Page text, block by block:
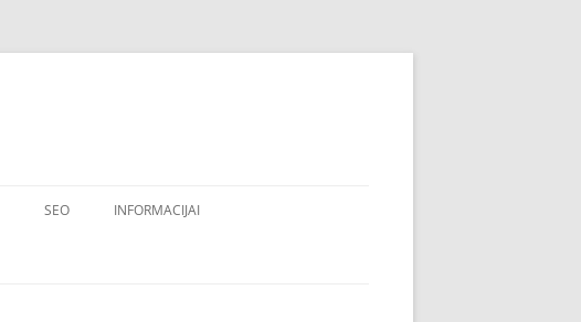
SEO INFORMACIJAI